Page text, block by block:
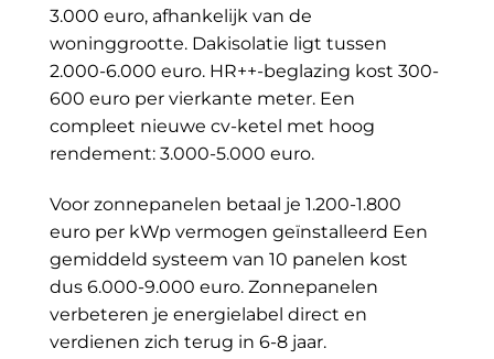
3.000 euro, afhankelijk van de
woninggrootte. Dakisolatie ligt tussen
2.000-6.000 euro. HR++-beglazing kost 300-
600 euro per vierkante meter. Een
compleet nieuwe cv-ketel met hoog
rendement: 3.000-5.000 euro.
Voor zonnepanelen betaal je 1.200-1.800
euro per kWp vermogen geïnstalleerd Een
gemiddeld systeem van 10 panelen kost
dus 6.000-9.000 euro. Zonnepanelen
verbeteren je energielabel direct en
verdienen zich terug in 6-8 jaar.